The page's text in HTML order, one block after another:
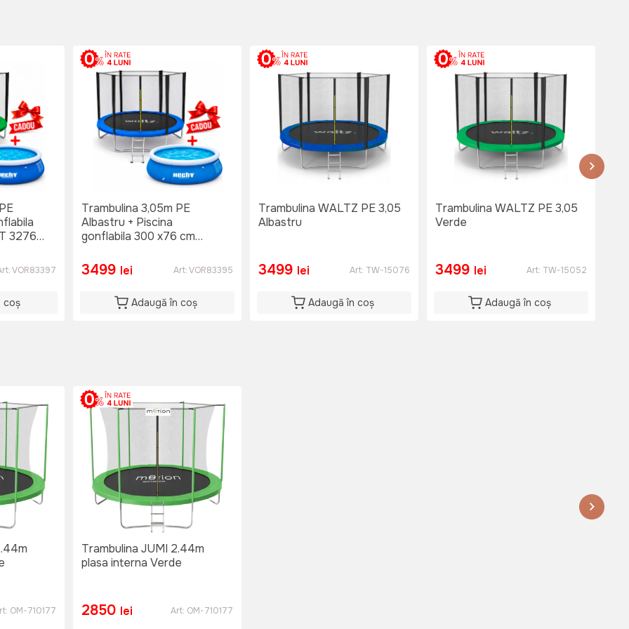
3276
VOR83397
coș
Trambulina 3,05m PE
Albastru + Piscina
gonflabila 300 x76 cm
3499 lei Art:VOR83395
Adaugă în coș
Trambulina WALTZ PE 3,05
Albastru
3499 lei Art: TW-15076
Adaugă în coș
Trambulina WALTZ PE 3,05
Verde
3499 lei Art: TW-15052
Adaugă în coș
OM-710177
Trambulina JUMI 2.44m
plasa interna Verde
2850 lei Art: OM-710177